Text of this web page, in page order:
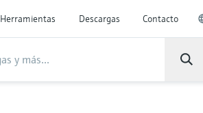
Herramientas Descargas Contacto